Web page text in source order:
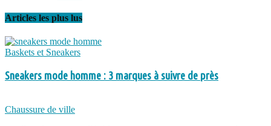
Articles les plus lus
Baskets et Sneakers
Sneakers mode homme : 3 marques à suivre de près
Chaussure de ville